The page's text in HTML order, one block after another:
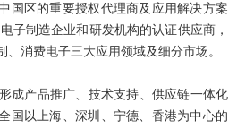
国区的重要授权代理商及应用解决方案
子制造企业和研发机构的认证供应商，
消费电子三大应用领域及细分市场。
产品推广、技术支持、供应链一体化
国以上海、深圳、宁德、香港为中心的